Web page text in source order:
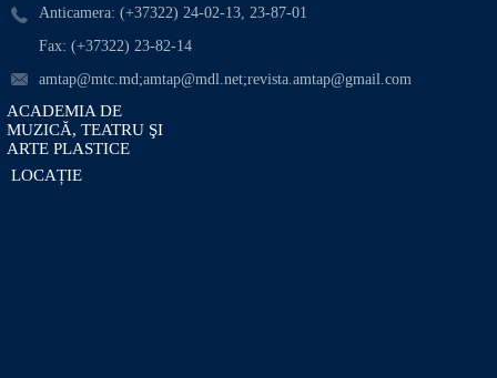
Anticamera: (+37322) 24-02-13, 23-87-01
Fax: (+37322) 23-82-14
amtap@mtc.md;amtap@mdl.net;revista.amtap@gmail.com
ACADEMIA DE
MUZICĂ, TEATRU ŞI
ARTE PLASTICE
LOCAȚIE